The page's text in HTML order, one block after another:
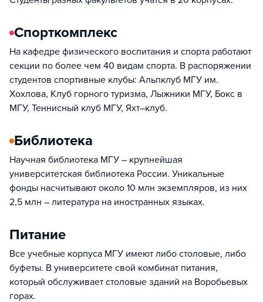
Спорткомплекс
На кафедре физического воспитания и спорта работают
секции по более чем 40 видам спорта. В распоряжении
студентов спортивные клубы: Альпклуб МГУ им.
Хохлова, Клуб горного туризма, Лыжники МГУ, Бокс в
МГУ, Теннисный клуб МГУ, Яхт–клуб.
Библиотека
Научная библиотека МГУ – крупнейшая
университетская библиотека России. Уникальные
фонды насчитывают около 10 млн экземпляров, из них
2,5 млн – литература на иностранных языках.
Питание
Все учебные корпуса МГУ имеют либо столовые, либо
буфеты. В университете свой комбинат питания,
который обслуживает столовые зданий на Воробьевых
горах.